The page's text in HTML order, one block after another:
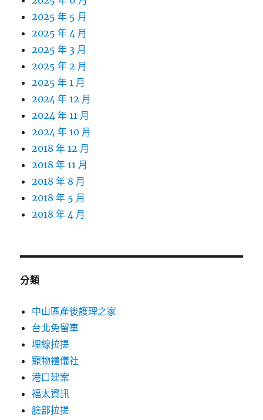
2025 年 5 月
2025 年 4 月
2025 年 3 月
2025 年 2 月
2025 年 1 月
2024 年 12 月
2024 年 11 月
2024 年 10 月
2018 年 12 月
2018 年 11 月
2018 年 8 月
2018 年 5 月
2018 年 4 月
分類
中山區產後護理之家
台北免留車
埋線拉提
寵物禮儀社
港口建案
福太資訊
臉部拉提